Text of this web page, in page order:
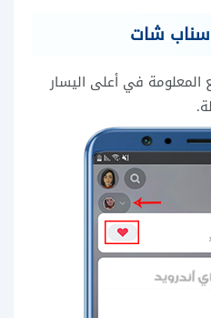
سناب شات
المعلومة في أعلى اليسار